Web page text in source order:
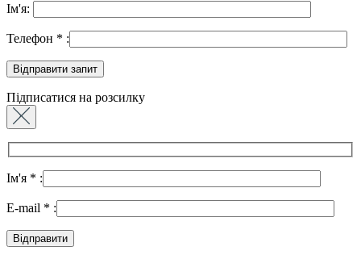
Ім'я:
Телефон * :
Підписатися на розсилку
Ім'я * :
E-mail * :